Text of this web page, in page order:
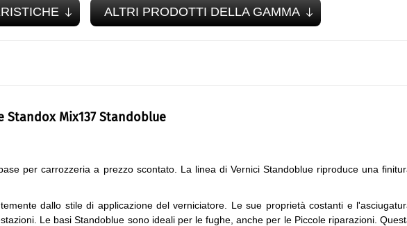
ALTRI PRODOTTI DELLA GAMMA
Mix137 Standoblue
per carrozzeria a prezzo scontato. La linea di Vernici Standoblue riproduce una
dallo stile di applicazione del verniciatore. Le sue proprietà costanti e
Le basi Standoblue sono ideali per le fughe, anche per le Piccole riparazioni.